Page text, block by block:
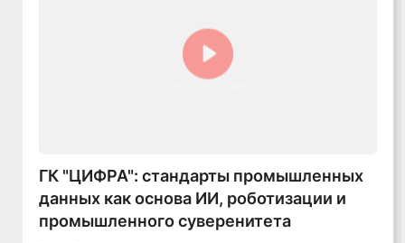
ГК "ЦИФРА": стандарты промышленных
данных как основа ИИ, роботизации и
промышленного суверенитета